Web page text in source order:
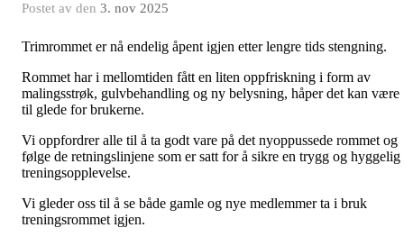
Postet av den 3. nov 2025
Trimrommet er nå endelig åpent igjen etter lengre tids stengning.
Rommet har i mellomtiden fått en liten oppfriskning i form av
malingsstrøk, gulvbehandling og ny belysning, håper det kan være
til glede for brukerne.
Vi oppfordrer alle til å ta godt vare på det nyoppussede rommet og
følge de retningslinjene som er satt for å sikre en trygg og hyggelig
treningsopplevelse.
Vi gleder oss til å se både gamle og nye medlemmer ta i bruk
treningsrommet igjen.